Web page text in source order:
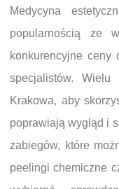
Medycyna
popularnością ze
konkurencyjne ceny
specjalistów.
Krakowa, aby
poprawiają wygląd i
zabiegów, które
peelingi chemiczne